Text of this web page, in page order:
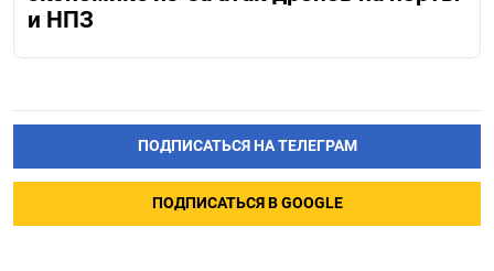
и НПЗ
ПОДПИСАТЬСЯ НА ТЕЛЕГРАМ
ПОДПИСАТЬСЯ В GOOGLE